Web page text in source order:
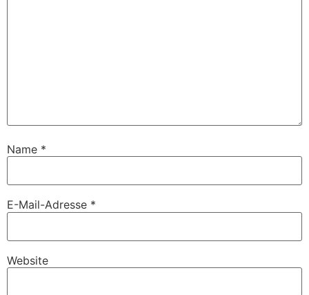
Name *
E-Mail-Adresse *
Website